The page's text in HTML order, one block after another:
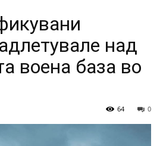
над
воена база во
0
64